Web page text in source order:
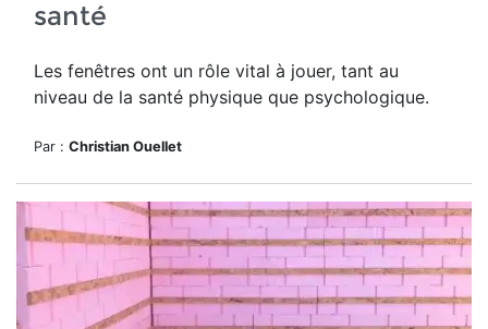
santé
Les fenêtres ont un rôle vital à jouer, tant au
niveau de la santé physique que psychologique.
Par : Christian Ouellet